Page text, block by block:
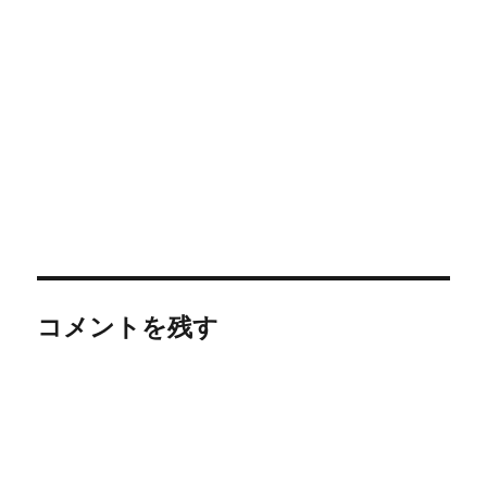
コメントを残す